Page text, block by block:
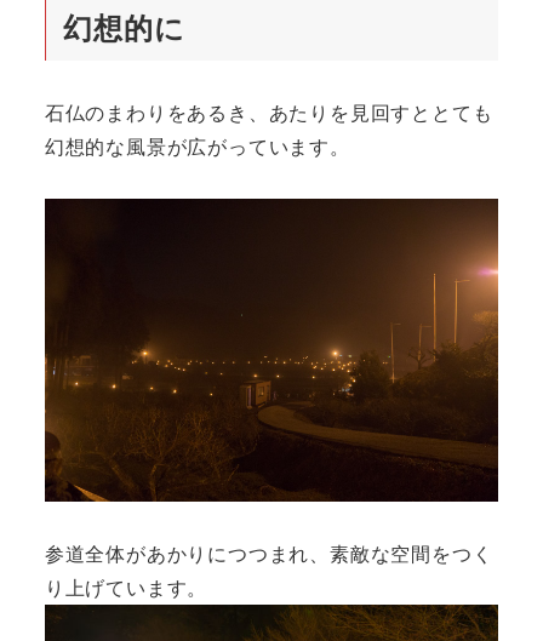
幻想的に
石仏のまわりをあるき、あたりを見回すととても
幻想的な風景が広がっています。
参道全体があかりにつつまれ、素敵な空間をつく
り上げています。